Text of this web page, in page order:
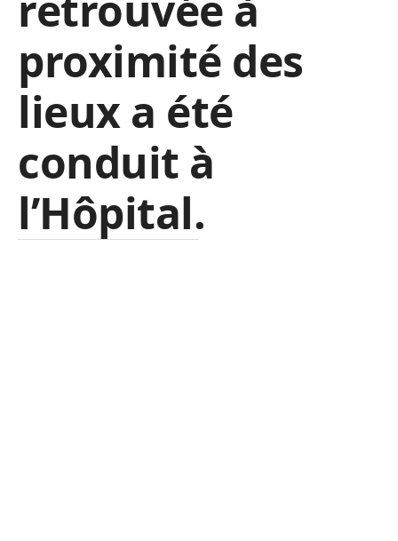
proximité des
lieux a été
conduit à
l’Hôpital.